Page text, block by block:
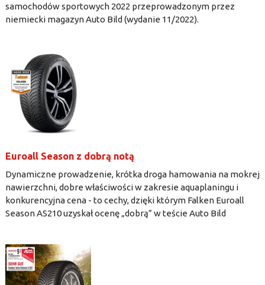
samochodów sportowych 2022 przeprowadzonym przez
niemiecki magazyn Auto Bild (wydanie 11/2022).
Euroall Season z dobrą notą
Dynamiczne prowadzenie, krótka droga hamowania na mokrej
nawierzchni, dobre właściwości w zakresie aquaplaningu i
konkurencyjna cena - to cechy, dzięki którym Falken Euroall
Season AS210 uzyskał ocenę „dobrą” w teście Auto Bild